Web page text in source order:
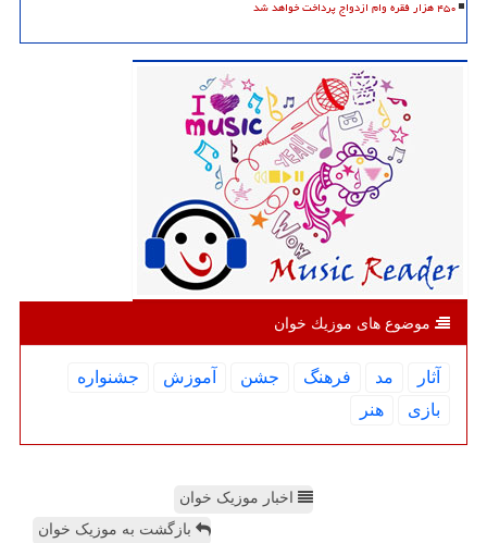
۴۵۰ هزار فقره وام ازدواج پرداخت خواهد شد
موضوع های موزیك خوان
آثار مد فرهنگ جشن آموزش
جشنواره
بازی
هنر
اخبار موزیک خوان
بازگشت به موزیک خوان